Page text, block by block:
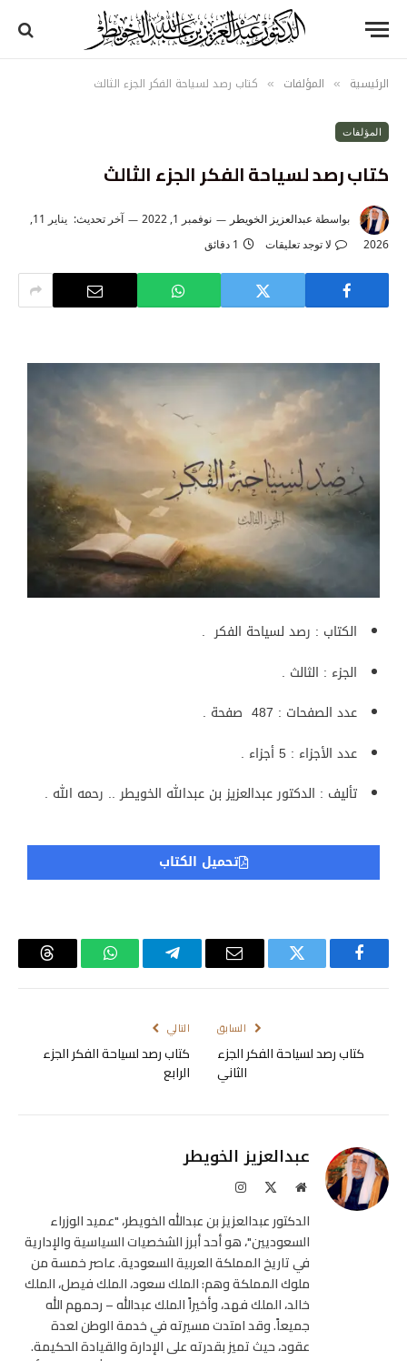
الرئيسية » المؤلفات » كتاب رصد لسياحة الفكر الجزء الثالث
المؤلفات
كتاب رصد لسياحة الفكر الجزء الثالث
بواسطة عبدالعزيز الخويطر نوفمبر 1, 2022 آخر تحديث:
يناير 11,
2026
لا توجد تعليقات 1 دقائق
الكتاب : رصد لسياحة الفكر .
الجزء : الثالث .
عدد الصفحات : 487 صفحة .
عدد الأجزاء : 5 أجزاء .
تأليف : الدكتور عبدالعزيز بن عبدالله الخويطر .. رحمه الله .
تحميل الكتاب
فيسبوك تويتر
البريد
تيلقرام واتساب
السابق
كتاب رصد لسياحة الفكر الجزء
الثاني
التالي
كتاب رصد لسياحة الفكر الجزء
الرابع
عبدالعزيز الخويطر
موقع
الانستغرام
الدكتور عبدالعزيز بن عبدالله الخويطر، "عميد الوزراء
السعوديين"، هو أحد أبرز الشخصيات السياسية والإدارية
في تاريخ المملكة العربية السعودية. عاصر خمسة من
ملوك المملكة وهم: الملك سعود، الملك فيصل، الملك
خالد، الملك فهد، وأخيراً الملك عبدالله – رحمهم الله
جميعاً. وقد امتدت مسيرته في خدمة الوطن لعدة
عقود، حيث تميز بقدرته على الإدارة والقيادة الحكيمة.